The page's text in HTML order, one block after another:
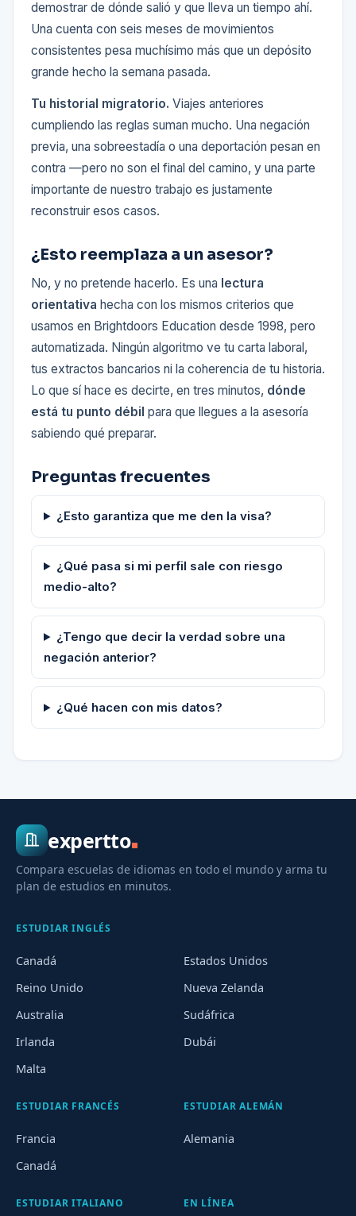
demostrar de dónde salió y que lleva un tiempo ahí.
Una cuenta con seis meses de movimientos
consistentes pesa muchísimo más que un depósito
grande hecho la semana pasada.
Tu historial migratorio. Viajes anteriores
cumpliendo las reglas suman mucho. Una negación
previa, una sobreestadía o una deportación pesan en
contra —pero no son el final del camino, y una parte
importante de nuestro trabajo es justamente
reconstruir esos casos.
¿Esto reemplaza a un asesor?
No, y no pretende hacerlo. Es una lectura
orientativa hecha con los mismos criterios que
usamos en Brightdoors Education desde 1998, pero
automatizada. Ningún algoritmo ve tu carta laboral,
tus extractos bancarios ni la coherencia de tu historia.
Lo que sí hace es decirte, en tres minutos, dónde
está tu punto débil para que llegues a la asesoría
sabiendo qué preparar.
Preguntas frecuentes
¿Esto garantiza que me den la visa?
¿Qué pasa si mi perfil sale con riesgo
medio-alto?
¿Tengo que decir la verdad sobre una
negación anterior?
¿Qué hacen con mis datos?
expertto
Compara escuelas de idiomas en todo el mundo y arma tu
plan de estudios en minutos.
ESTUDIAR INGLÉS
Canadá
Reino Unido
Australia
Irlanda
Malta
Estados Unidos
Nueva Zelanda
Sudáfrica
Dubái
ESTUDIAR FRANCÉS
Francia
Canadá
ESTUDIAR ALEMÁN
Alemania
ESTUDIAR ITALIANO EN LÍNEA